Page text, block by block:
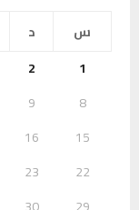
س
د
1
2
8
9
15
16
22
23